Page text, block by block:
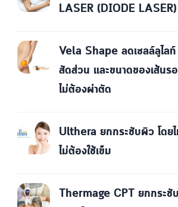
LASER (DIODE LASER)
Vela Shape ลดเซลล์ลูไล
สัดส่วน และขนาดของเส้นร
ไม่ต้องผ่าตัด
Ulthera ยกกระชับผิว โดย
ไม่ต้องใช้เข็ม
Thermage CPT ยกกระชั